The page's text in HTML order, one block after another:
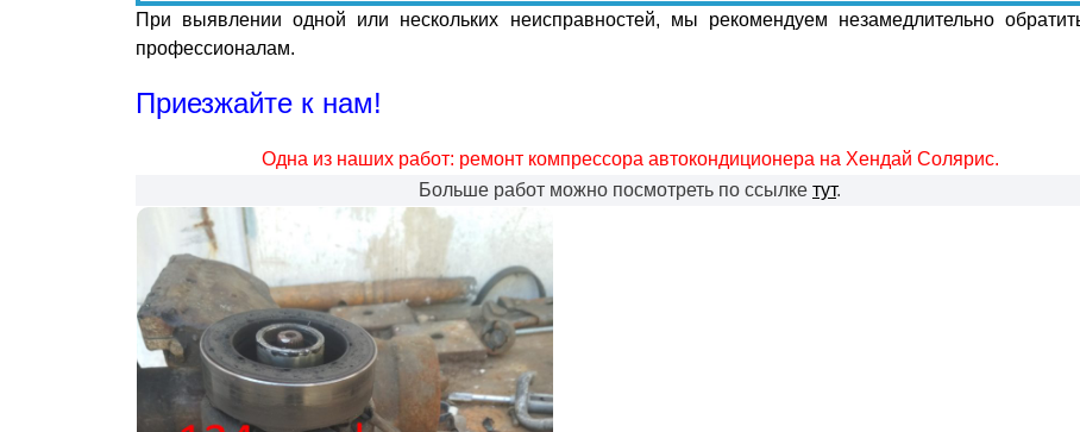
пустым.
При выявлении одной или нескольких неисправностей, мы рекомендуем незамедлительно
профессионалам.
Приезжайте к нам!
Одна из наших работ: ремонт компрессора автокондиционера на Хендай Солярис.
Больше работ можно посмотреть по ссылке тут.